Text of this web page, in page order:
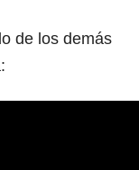
de los demás